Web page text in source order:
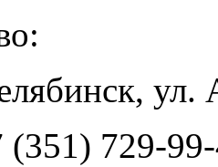
ул.
(351) 729-